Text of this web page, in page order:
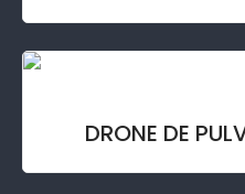
DRONE DE